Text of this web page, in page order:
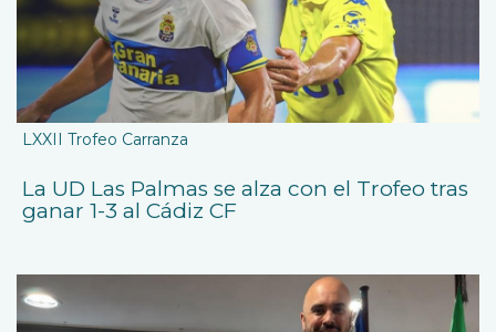
LXXII Trofeo Carranza
La UD Las Palmas se alza con el Trofeo tras
ganar 1-3 al Cádiz CF